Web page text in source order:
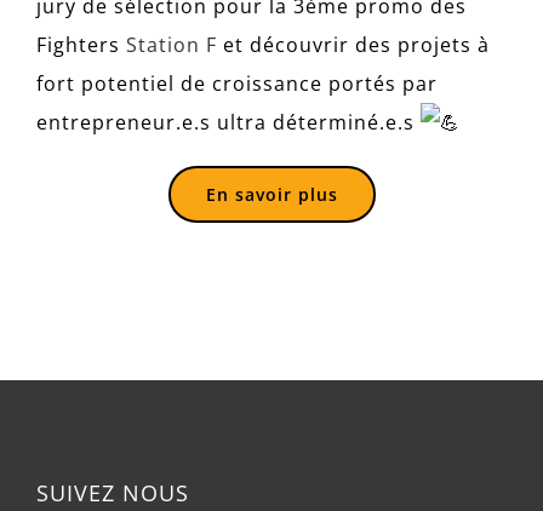
jury de sélection pour la 3ème promo des
Fighters Station F et découvrir des projets à
fort potentiel de croissance portés par
entrepreneur.e.s ultra déterminé.e.s
En savoir plus
SUIVEZ NOUS